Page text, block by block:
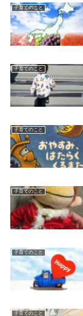
子育てのこと
子育てのこと
子育てのこと
子育てのこと
子育てのこと
子育てのこと